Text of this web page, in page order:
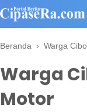
Beranda › Warga
Warga
Motor